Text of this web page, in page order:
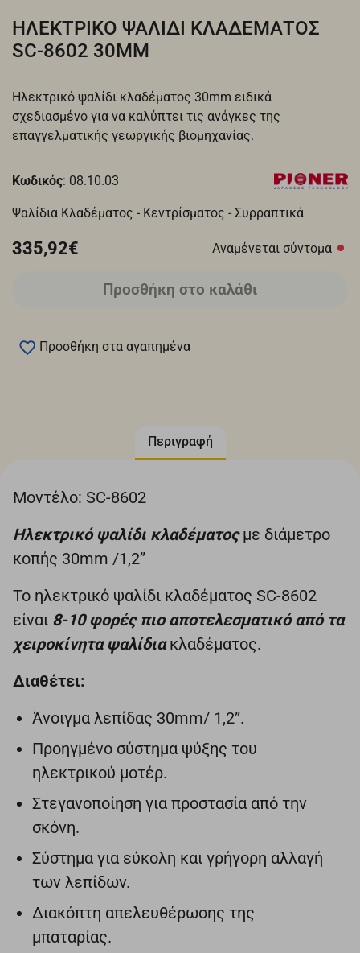
ΗΛΕΚΤΡΙΚΟ ΨΑΛΙΔΙ ΚΛΑΔΕΜΑΤΟΣ
SC-8602 30MM
Ηλεκτρικό ψαλίδι κλαδέματος 30mm ειδικά
σχεδιασμένο για να καλύπτει τις ανάγκες της
επαγγελματικής γεωργικής βιομηχανίας.
Κωδικός: 08.10.03
Ψαλίδια Κλαδέματος - Κεντρίσματος - Συρραπτικά
335,92€ Αναμένεται σύντομα
Προσθήκη στο καλάθι
Προσθήκη στα αγαπημένα
Περιγραφή
Μοντέλο: SC-8602
Ηλεκτρικό ψαλίδι κλαδέματοςμε διάμετρο
κοπής 30mm /1,2”
Το ηλεκτρικό ψαλίδι κλαδέματος SC-8602
είναι 8-10 φορές πιο αποτελεσματικό από τα
χειροκίνητα ψαλίδια κλαδέματος.
Διαθέτει:
Άνοιγμα λεπίδας 30mm/ 1,2”.
Προηγμένο σύστημα ψύξης του
ηλεκτρικού μοτέρ.
Στεγανοποίηση για προστασία από την
σκόνη.
Σύστημα για εύκολη και γρήγορη αλλαγή
των λεπίδων.
Διακόπτη απελευθέρωσης της
μπαταρίας.